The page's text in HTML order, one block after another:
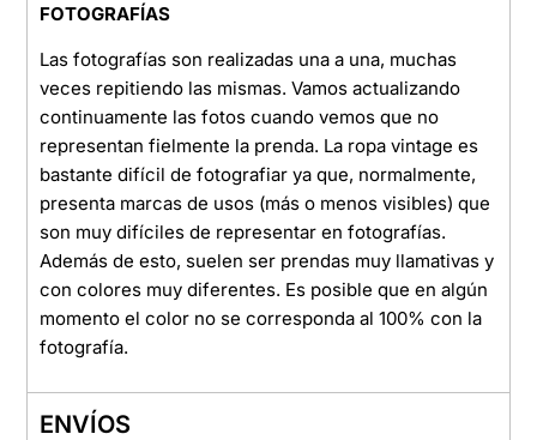
FOTOGRAFÍAS
Las fotografías son realizadas una a una, muchas
veces repitiendo las mismas. Vamos actualizando
continuamente las fotos cuando vemos que no
representan fielmente la prenda. La ropa vintage es
bastante difícil de fotografiar ya que, normalmente,
presenta marcas de usos (más o menos visibles) que
son muy difíciles de representar en fotografías.
Además de esto, suelen ser prendas muy llamativas y
con colores muy diferentes. Es posible que en algún
momento el color no se corresponda al 100% con la
fotografía.
ENVÍOS